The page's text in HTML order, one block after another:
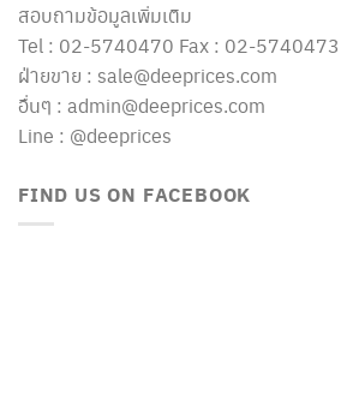
สอบถามข้อมูลเพิ่มเติม
Tel : 02-5740470 Fax : 02-5740473
ฝ่ายขาย : sale@deeprices.com
อื่นๆ : admin@deeprices.com
Line : @deeprices
FIND US ON FACEBOOK